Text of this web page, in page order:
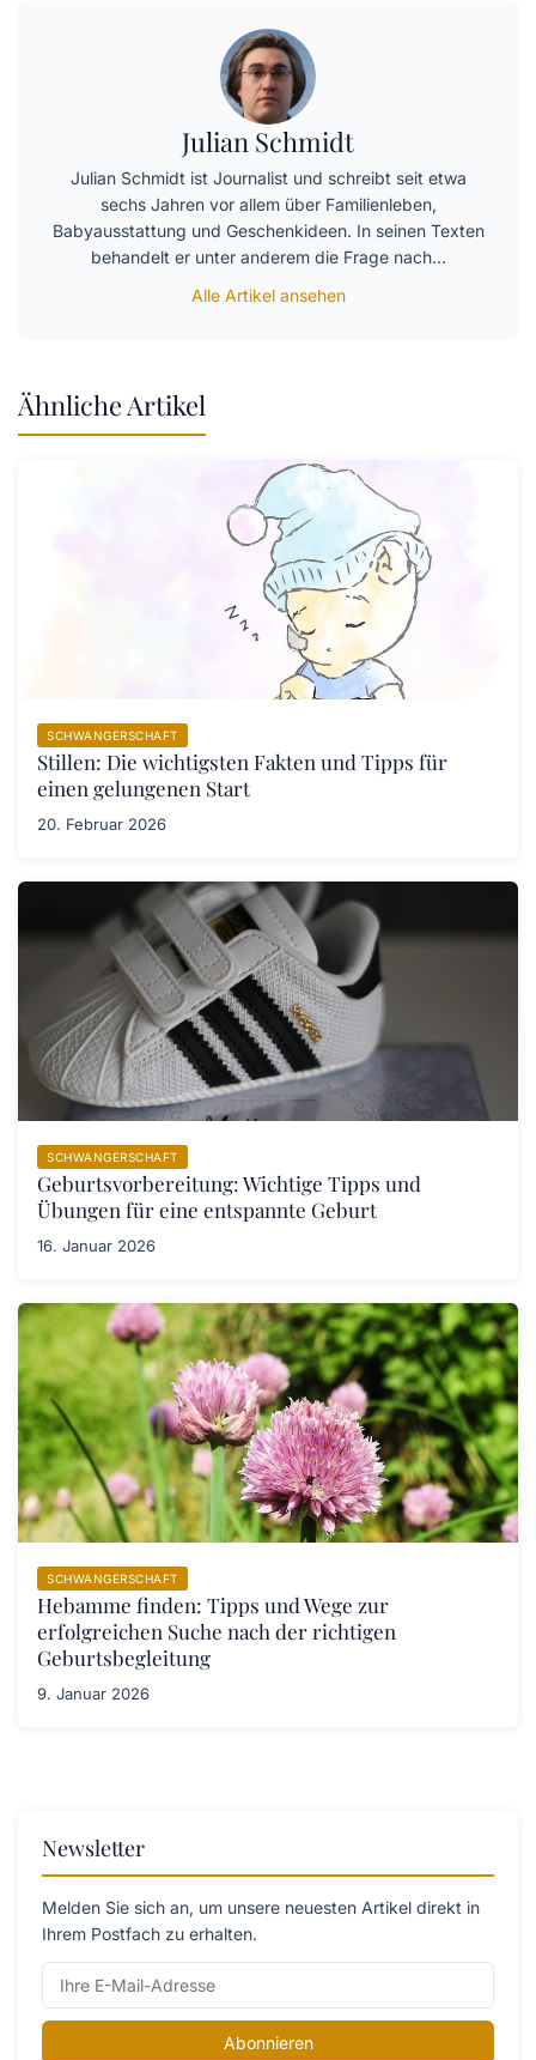
Julian Schmidt
Julian Schmidt ist Journalist und schreibt seit etwa
sechs Jahren vor allem über Familienleben,
Babyausstattung und Geschenkideen. In seinen Texten
behandelt er unter anderem die Frage nach…
Alle Artikel ansehen
Ähnliche Artikel
SCHWANGERSCHAFT
Stillen: Die wichtigsten Fakten und Tipps für
einen gelungenen Start
20. Februar 2026
SCHWANGERSCHAFT
Geburtsvorbereitung: Wichtige Tipps und
Übungen für eine entspannte Geburt
16. Januar 2026
SCHWANGERSCHAFT
Hebamme finden: Tipps und Wege zur
erfolgreichen Suche nach der richtigen
Geburtsbegleitung
9. Januar 2026
Newsletter
Melden Sie sich an, um unsere neuesten Artikel direkt in
Ihrem Postfach zu erhalten.
Abonnieren